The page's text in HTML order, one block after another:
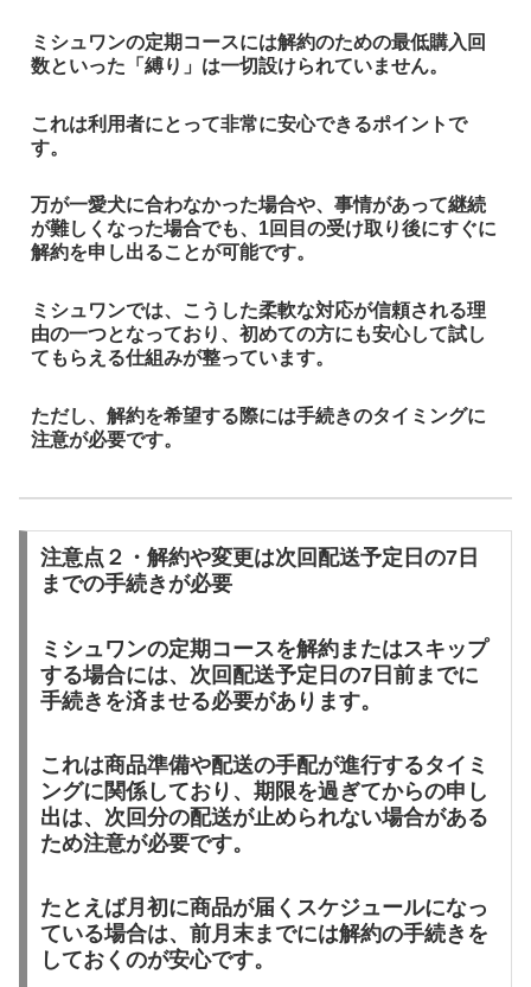
ミシュワンの定期コースには解約のための最低購入回
数といった「縛り」は一切設けられていません。
これは利用者にとって非常に安心できるポイントで
す。
万が一愛犬に合わなかった場合や、事情があって継続
が難しくなった場合でも、1回目の受け取り後にすぐに
解約を申し出ることが可能です。
ミシュワンでは、こうした柔軟な対応が信頼される理
由の一つとなっており、初めての方にも安心して試し
てもらえる仕組みが整っています。
ただし、解約を希望する際には手続きのタイミングに
注意が必要です。
注意点２・解約や変更は次回配送予定日の7日
までの手続きが必要
ミシュワンの定期コースを解約またはスキップ
する場合には、次回配送予定日の7日前までに
手続きを済ませる必要があります。
これは商品準備や配送の手配が進行するタイミ
ングに関係しており、期限を過ぎてからの申し
出は、次回分の配送が止められない場合がある
ため注意が必要です。
たとえば月初に商品が届くスケジュールになっ
ている場合は、前月末までには解約の手続きを
しておくのが安心です。